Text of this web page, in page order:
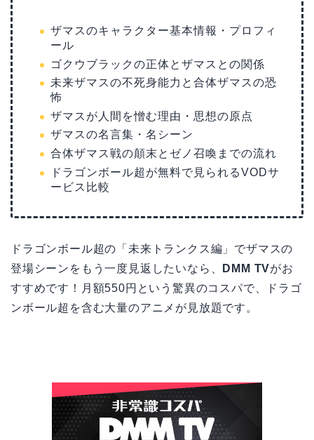
ザマスのキャラクター基本情報・プロフィ
ール
ゴクウブラックの正体とザマスとの関係
未来ザマスの不死身能力と合体ザマスの恐
怖
ザマスが人間を憎む理由・思想の原点
ザマスの名言集・名シーン
合体ザマス戦の顛末とゼノ召喚までの流れ
ドラゴンボール超が無料で見られるVODサ
ービス比較
ドラゴンボール超の「未来トランクス編」でザマスの
登場シーンをもう一度見返したいなら、
DMM TVがお
すすめです！月額550円という驚異のコスパで、ドラゴ
ンボール超を含む大量のアニメが見放題です。